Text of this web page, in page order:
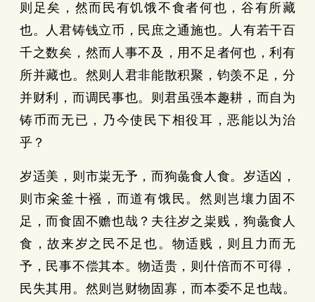
则足矣，然而民有饥饿不食者何也，谷有所藏
也。人君铸钱立币，民庶之通施也。人有若干百
千之数矣，然而人事不及，用不足者何也，利有
所并藏也。然则人君非能散积聚，钧羡不足，分
并财利，而调民事也。则君虽强本趣耕，而自为
铸币而无已，乃今使民下相役耳，恶能以为治
乎？
岁适美，则市粜无予，而狗彘食人食。岁适凶，
则市籴釜十襁，而道有饿民。然则岂壤力固不
足，而食固不赡也哉？夫往岁之粜贱，狗彘食人
食，故来岁之民不足也。物适贱，则且力而无
予，民事不偿其本。物适贵，则什倍而不可得，
民失其用。然则岂财物固寡，而本委不足也哉。